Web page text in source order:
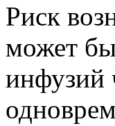
Риск
может
инфузий